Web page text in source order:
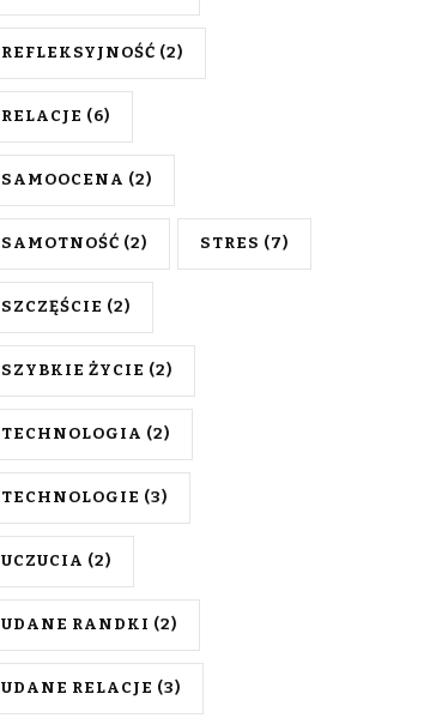
REFLEKSYJNOŚĆ (2)
RELACJE (6)
SAMOOCENA (2)
SAMOTNOŚĆ (2) STRES (7)
SZCZĘŚCIE (2)
SZYBKIE ŻYCIE (2)
TECHNOLOGIA (2)
TECHNOLOGIE (3)
UCZUCIA (2)
UDANE RANDKI (2)
UDANE RELACJE (3)